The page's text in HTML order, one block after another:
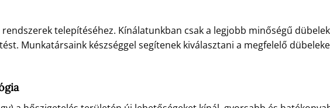
telepítéséhez. Kínálatunkban csak a legjobb minőségű
Munkatársaink készséggel segítenek kiválasztani a megfelelő